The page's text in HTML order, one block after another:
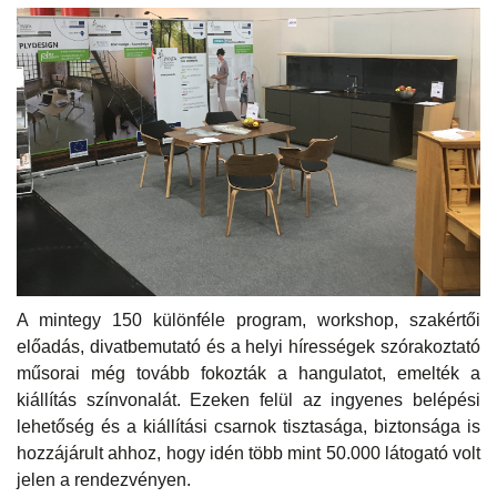
A mintegy 150 különféle program, workshop, szakértői
előadás, divatbemutató és a helyi hírességek szórakoztató
műsorai még tovább fokozták a hangulatot, emelték a
kiállítás színvonalát. Ezeken felül az ingyenes belépési
lehetőség és a kiállítási csarnok tisztasága, biztonsága is
hozzájárult ahhoz, hogy idén több mint 50.000 látogató volt
jelen a rendezvényen.